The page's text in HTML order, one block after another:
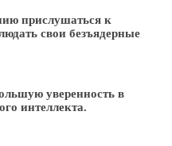
прислушаться к
свои безъядерные
уверенность в
интеллекта.